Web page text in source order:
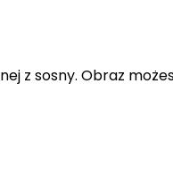
z sosny. Obraz